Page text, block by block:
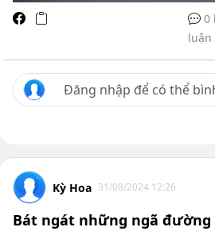
0
luận
Kỳ Hoa 31/08/2024 12:26
Bát ngát những ngã